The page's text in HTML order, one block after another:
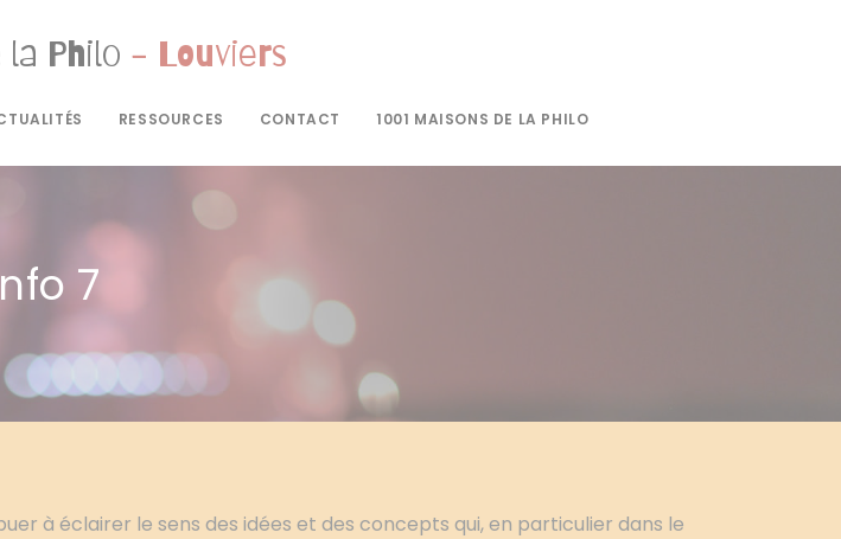
la Philo - Louviers
RESSOURCES CONTACT 1001 MAISONS DE LA PHILO
7
à éclairer le sens des idées et des concepts qui, en particulier dans le